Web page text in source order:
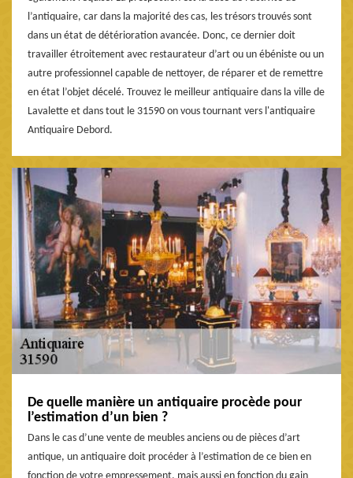
l’antiquaire, car dans la majorité des cas, les trésors trouvés sont
dans un état de détérioration avancée. Donc, ce dernier doit
travailler étroitement avec restaurateur d’art ou un ébéniste ou un
autre professionnel capable de nettoyer, de réparer et de remettre
en état l’objet décelé. Trouvez le meilleur antiquaire dans la ville de
Lavalette et dans tout le 31590 on vous tournant vers l'antiquaire
Antiquaire Debord.
De quelle manière un antiquaire procède pour
l’estimation d’un bien ?
Dans le cas d’une vente de meubles anciens ou de pièces d’art
antique, un antiquaire doit procéder à l’estimation de ce bien en